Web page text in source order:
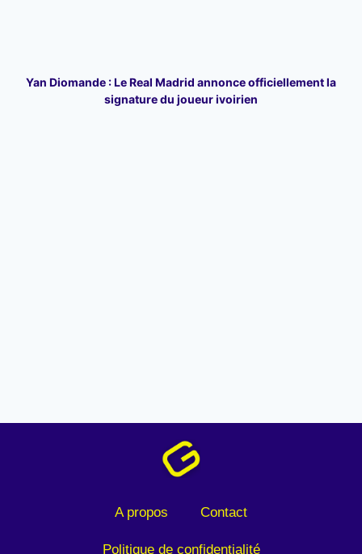
Yan Diomande : Le Real Madrid annonce officiellement la
signature du joueur ivoirien
A propos Contact
Politique de confidentialité